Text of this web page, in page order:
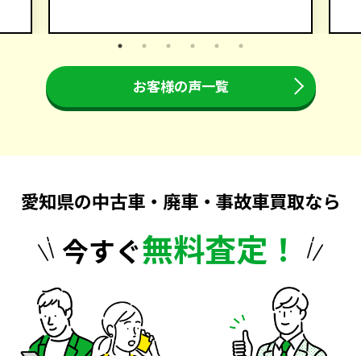
お客様の声一覧
愛知県の中古車・廃車・事故車買取なら
今すぐ無料査定！